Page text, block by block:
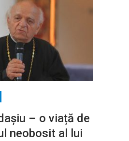
– o viață de
neobosit al lui